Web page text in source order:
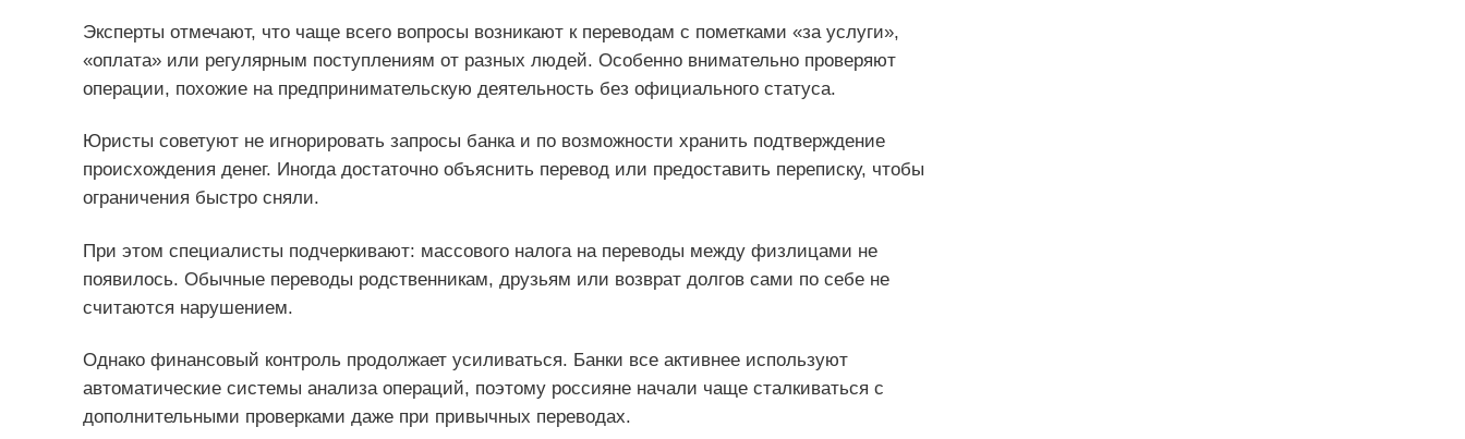
Эксперты отмечают, что чаще всего вопросы возникают к переводам с пометками «за услуги»,
«оплата» или регулярным поступлениям от разных людей. Особенно внимательно проверяют
операции, похожие на предпринимательскую деятельность без официального статуса.
Юристы советуют не игнорировать запросы банка и по возможности хранить подтверждение
происхождения денег. Иногда достаточно объяснить перевод или предоставить переписку, чтобы
ограничения быстро сняли.
При этом специалисты подчеркивают: массового налога на переводы между физлицами не
появилось. Обычные переводы родственникам, друзьям или возврат долгов сами по себе не
считаются нарушением.
Однако финансовый контроль продолжает усиливаться. Банки все активнее используют
автоматические системы анализа операций, поэтому россияне начали чаще сталкиваться с
дополнительными проверками даже при привычных переводах.